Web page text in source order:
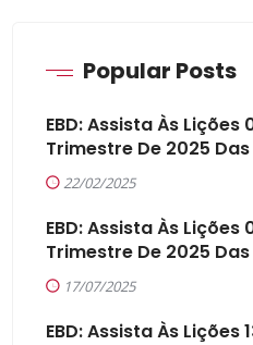
Popular Posts
EBD: Assista Às Lições
Trimestre De 2025
22/02/2025
EBD: Assista Às Lições
Trimestre De 2025
17/07/2025
EBD: Assista Às Lições